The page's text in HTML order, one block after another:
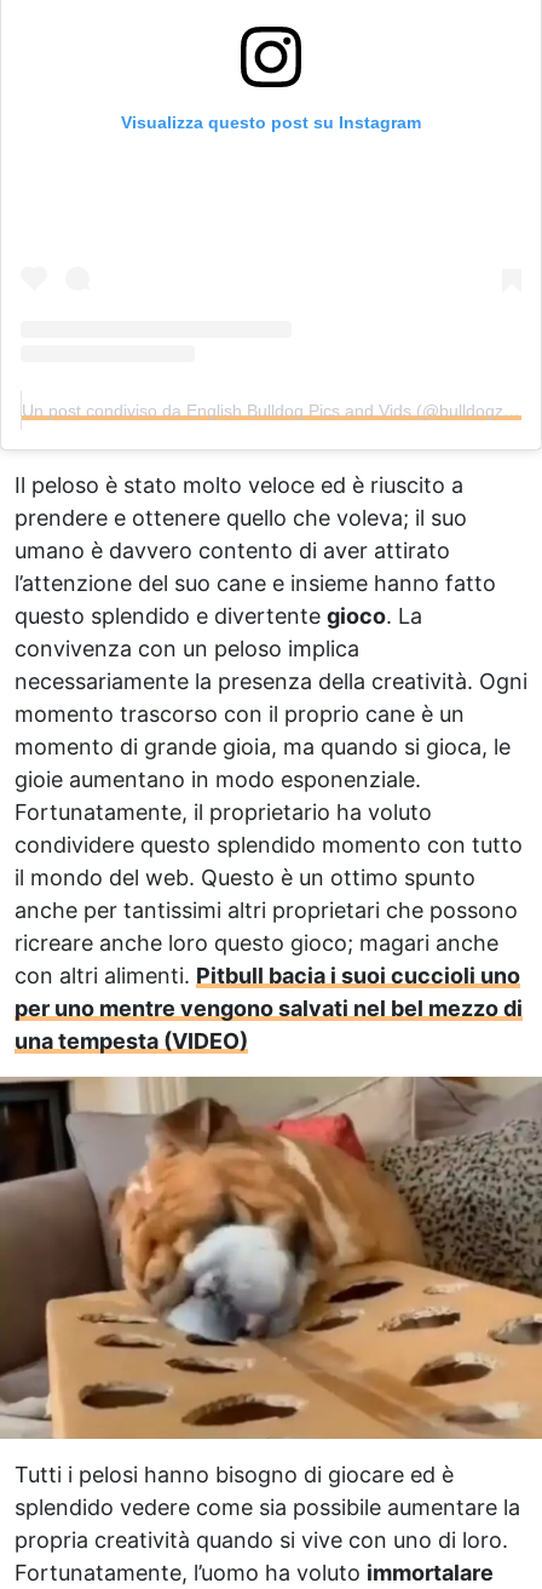
Visualizza questo post su Instagram
Un post condiviso da English Bulldog Pics and Vids (@bulldogzilla)
Il peloso è stato molto veloce ed è riuscito a
prendere e ottenere quello che voleva; il suo
umano è davvero contento di aver attirato
l’attenzione del suo cane e insieme hanno fatto
questo splendido e divertente gioco. La
convivenza con un peloso implica
necessariamente la presenza della creatività. Ogni
momento trascorso con il proprio cane è un
momento di grande gioia, ma quando si gioca, le
gioie aumentano in modo esponenziale.
Fortunatamente, il proprietario ha voluto
condividere questo splendido momento con tutto
il mondo del web. Questo è un ottimo spunto
anche per tantissimi altri proprietari che possono
ricreare anche loro questo gioco; magari anche
con altri alimenti. Pitbull bacia i suoi cuccioli uno
per uno mentre vengono salvati nel bel mezzo di
una tempesta (VIDEO)
Tutti i pelosi hanno bisogno di giocare ed è
splendido vedere come sia possibile aumentare la
propria creatività quando si vive con uno di loro.
Fortunatamente, l’uomo ha voluto immortalare